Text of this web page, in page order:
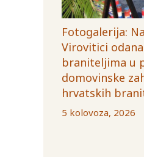
Fotogalerija:
Virovitici
braniteljima u
domovinske
hrvatskih
5 kolovoza, 2026